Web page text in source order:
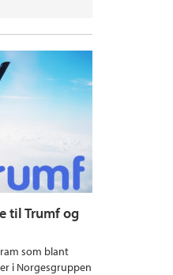
til Trumf og
som blant
i Norgesgruppen